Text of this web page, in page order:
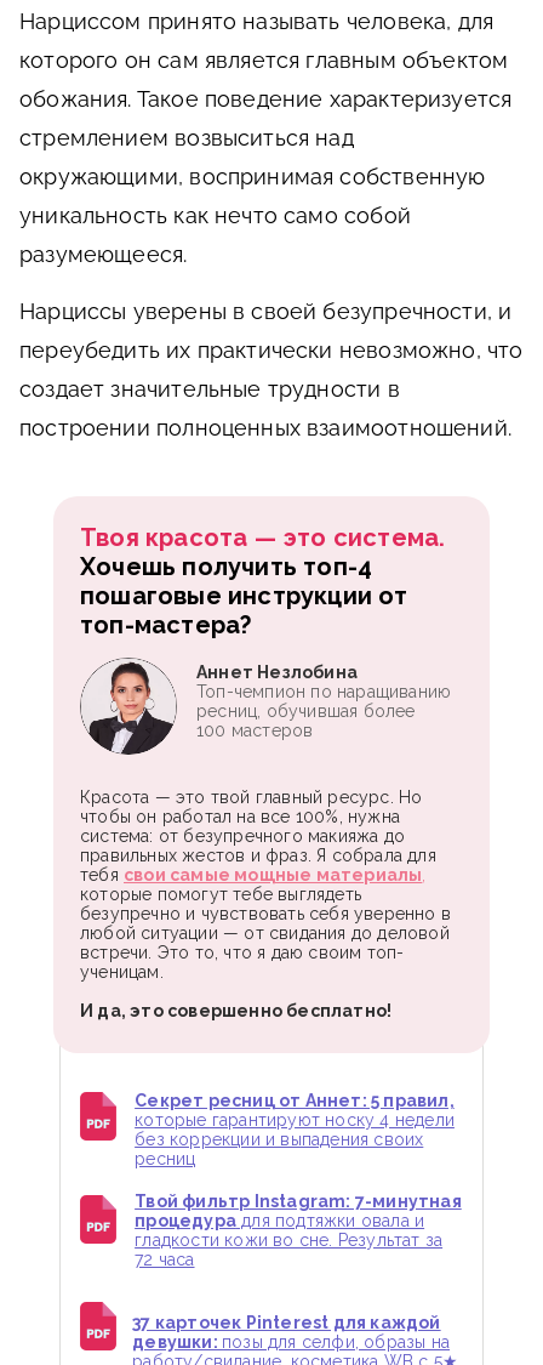
Нарциссом принято называть человека, для
которого он сам является главным объектом
обожания. Такое поведение характеризуется
стремлением возвыситься над
окружающими, воспринимая собственную
уникальность как нечто само собой
разумеющееся.
Нарциссы уверены в своей безупречности, и
переубедить их практически невозможно, что
создает значительные трудности в
построении полноценных взаимоотношений.
Твоя красота — это система.
Хочешь получить топ-4
пошаговые инструкции от
топ-мастера?
Красота — это твой главный ресурс. Но
чтобы он работал на все 100%, нужна
система: от безупречного макияжа до
правильных жестов и фраз. Я собрала для
тебя свои самые мощные материалы
которые помогут тебе выглядеть
безупречно и чувствовать себя уверенно в
любой ситуации — от свидания до деловой
встречи. Это то, что я даю своим топ-
ученицам.
И да, это совершенно бесплатно!
Аннет Незлобина
Топ-чемпион по наращиванию
ресниц, обучившая более
100 мастеров
Секрет ресниц от Аннет: 5 правил,
которые гарантируют носку 4 недели
без коррекции и выпадения своих
ресниц
Твой фильтр Instagram: 7-минутная
процедурадля подтяжки овала и
гладкости кожи во сне. Результат за
72 часа
37 карточек Pinterest для каждой
девушки: позы для селфи, образы на